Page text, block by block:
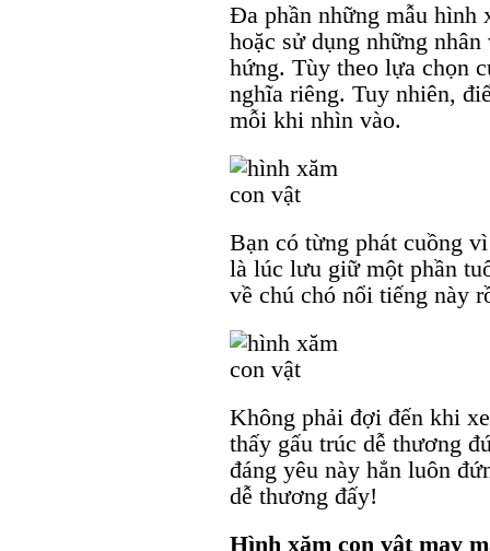
Đa phần những mẫu hình
hoặc sử dụng những
hứng. Tùy theo lựa chọn
nghĩa riêng. Tuy nhiên,
mỗi khi nhìn vào.
Bạn có từng phát cuồng
là lúc lưu giữ một phần
về chú chó nổi tiếng này
Không phải đợi đến khi
thấy gấu trúc dễ thương
đáng yêu này hẳn luôn
dễ thương đấy!
Hình xăm con vật may